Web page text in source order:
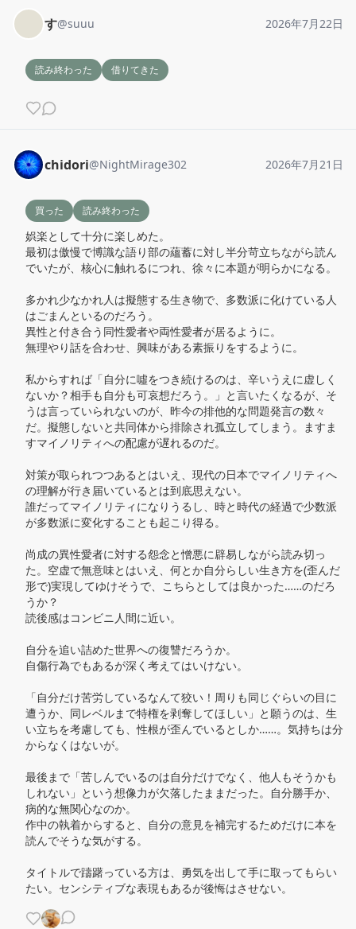
す@suuu 2026年7月22日
読み終わった 借りてきた
chidori@NightMirage302 2026年7月21日
買った 読み終わった
娯楽として十分に楽しめた。
最初は傲慢で博識な語り部の蘊蓄に対し半分苛立ちながら読ん
でいたが、核心に触れるにつれ、徐々に本題が明らかになる。
多かれ少なかれ人は擬態する生き物で、多数派に化けている人
はごまんといるのだろう。
異性と付き合う同性愛者や両性愛者が居るように。
無理やり話を合わせ、興味がある素振りをするように。
私からすれば「自分に噓をつき続けるのは、辛いうえに虚しく
ないか？相手も自分も可哀想だろう。」と言いたくなるが、そ
うは言っていられないのが、昨今の排他的な問題発言の数々
だ。擬態しないと共同体から排除され孤立してしまう。ますま
すマイノリティへの配慮が遅れるのだ。
対策が取られつつあるとはいえ、現代の日本でマイノリティへ
の理解が行き届いているとは到底思えない。
誰だってマイノリティになりうるし、時と時代の経過で少数派
が多数派に変化することも起こり得る。
尚成の異性愛者に対する怨念と憎悪に辟易しながら読み切っ
た。空虚で無意味とはいえ、何とか自分らしい生き方を(歪んだ
形で)実現してゆけそうで、こちらとしては良かった……のだろ
うか？
読後感はコンビニ人間に近い。
自分を追い詰めた世界への復讐だろうか。
自傷行為でもあるが深く考えてはいけない。
「自分だけ苦労しているなんて狡い！周りも同じぐらいの目に
遭うか、同レベルまで特権を剥奪してほしい」と願うのは、生
い立ちを考慮しても、性根が歪んでいるとしか……。気持ちは分
からなくはないが。
最後まで「苦しんでいるのは自分だけでなく、他人もそうかも
しれない」という想像力が欠落したままだった。自分勝手か、
病的な無関心なのか。
作中の執着からすると、自分の意見を補完するためだけに本を
読んでそうな気がする。
タイトルで躊躇っている方は、勇気を出して手に取ってもらい
たい。センシティブな表現もあるが後悔はさせない。